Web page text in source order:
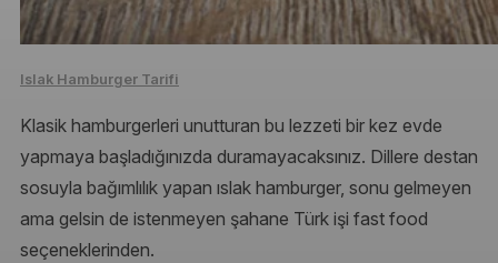
Islak Hamburger Tarifi
Klasik hamburgerleri unutturan bu lezzeti bir kez evde
yapmaya başladığınızda duramayacaksınız. Dillere destan
sosuyla bağımlılık yapan ıslak hamburger, sonu gelmeyen
ama gelsin de istenmeyen şahane Türk işi fast food
seçeneklerinden.